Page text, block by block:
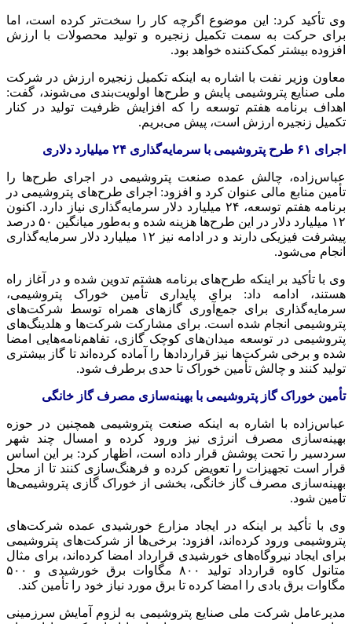
وی تأکید کرد: این موضوع اگرچه کار را سخت‌تر کرده است، اما
برای حرکت به سمت تکمیل زنجیره و تولید محصولات با ارزش
افزوده بیشتر کمک‌کننده خواهد بود.
معاون وزیر نفت با اشاره به اینکه تکمیل زنجیره ارزش در شرکت
ملی صنایع پتروشیمی پایش و طرح‌ها اولویت‌بندی می‌شوند، گفت:
اهداف برنامه هفتم توسعه را که افزایش ظرفیت تولید در کنار
تکمیل زنجیره ارزش است، پیش می‌بریم.
اجرای ۶۱ طرح پتروشیمی با سرمایه‌گذاری ۲۴ میلیارد دلاری
عباس‌زاده، چالش عمده صنعت پتروشیمی در اجرای طرح‌ها را
تأمین منابع مالی عنوان کرد و افزود: اجرای طرح‌های پتروشیمی در
برنامه هفتم توسعه، ۲۴ میلیارد دلار سرمایه‌گذاری نیاز دارد. اکنون
۱۲ میلیارد دلار در این طرح‌ها هزینه شده و به‌طور میانگین ۵۰ درصد
پیشرفت فیزیکی دارند و در ادامه نیز ۱۲ میلیارد دلار سرمایه‌گذاری
انجام می‌شود.
وی با تأکید بر اینکه طرح‌های برنامه هشتم تدوین شده و در آغاز راه
هستند، ادامه داد: برای پایداری تأمین خوراک پتروشیمی،
سرمایه‌گذاری برای جمع‌آوری گازهای همراه توسط شرکت‌های
پتروشیمی انجام شده است. برای مشارکت شرکت‌ها و هلدینگ‌های
پتروشیمی در توسعه میدان‌های کوچک گازی، تفاهم‌نامه‌هایی امضا
شده و برخی شرکت‌ها نیز قراردادها را آماده کرده‌اند تا گاز بیشتری
تولید کنند و چالش تأمین خوراک تا حدی برطرف شود.
تأمین خوراک گاز پتروشیمی با بهینه‌سازی مصرف گاز خانگی
عباس‌زاده با اشاره به اینکه صنعت پتروشیمی همچنین در حوزه
بهینه‌سازی مصرف انرژی نیز ورود کرده و امسال چند شهر
سردسیر را تحت پوشش قرار داده است، اظهار کرد: بر این
اساس
قرار است تجهیزات را تعویض کرده و فرهنگ‌سازی کنند تا از محل
بهینه‌سازی مصرف گاز خانگی، بخشی از خوراک گازی پتروشیمی‌ها
تأمین شود.
وی با تأکید بر اینکه در ایجاد مزارع خورشیدی عمده شرکت‌های
پتروشیمی ورود کرده‌اند، افزود: برخی‌ها از شرکت‌های پتروشیمی
برای ایجاد نیروگاه‌های خورشیدی قرارداد امضا کرده‌اند، برای مثال
متانول کاوه قرارداد تولید ۸۰۰ مگاوات برق خورشیدی و ۵۰۰
مگاوات برق بادی را امضا کرده تا برق مورد نیاز خود را تأمین کند.
مدیرعامل شرکت ملی صنایع پتروشیمی به لزوم آمایش سرزمینی